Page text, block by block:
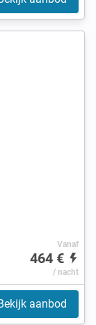
Vanaf
464 €
/ nacht
aanbod